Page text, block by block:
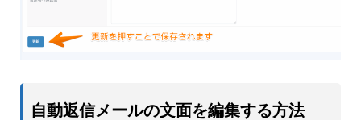
自動返信メールの文面を編集する方法